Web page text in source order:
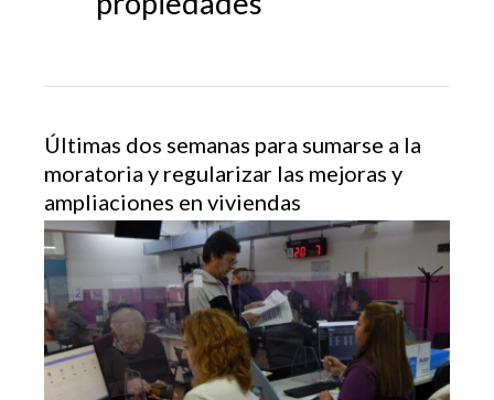
Últimas dos semanas para sumarse a la
moratoria y regularizar las mejoras y
ampliaciones en viviendas